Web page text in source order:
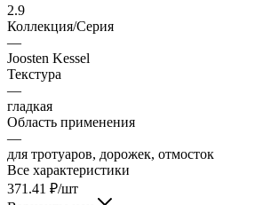
2.9
Коллекция/Серия
—
Joosten Kessel
Текстура
—
гладкая
Область применения
—
для тротуаров, дорожек, отмосток
Все характеристики
371.41 ₽/шт